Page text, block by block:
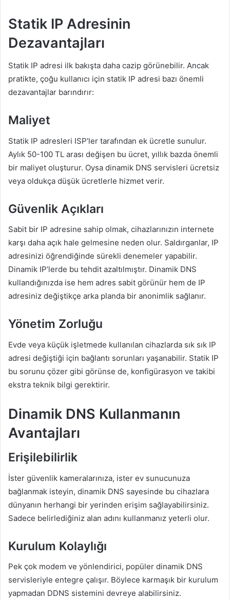
Statik IP Adresinin
Dezavantajları
Statik IP adresi ilk bakışta daha cazip görünebilir. Ancak
pratikte, çoğu kullanıcı için statik IP adresi bazı önemli
dezavantajlar barındırır:
Maliyet
Statik IP adresleri ISP’ler tarafından ek ücretle sunulur.
Aylık 50-100 TL arası değişen bu ücret, yıllık bazda önemli
bir maliyet oluşturur. Oysa dinamik DNS servisleri ücretsiz
veya oldukça düşük ücretlerle hizmet verir.
Güvenlik Açıkları
Sabit bir IP adresine sahip olmak, cihazlarınızın internete
karşı daha açık hale gelmesine neden olur. Saldırganlar, IP
adresinizi öğrendiğinde sürekli denemeler yapabilir.
Dinamik IP’lerde bu tehdit azaltılmıştır. Dinamik DNS
kullandığınızda ise hem adres sabit görünür hem de IP
adresiniz değiştikçe arka planda bir anonimlik sağlanır.
Yönetim Zorluğu
Evde veya küçük işletmede kullanılan cihazlarda sık sık IP
adresi değiştiği için bağlantı sorunları yaşanabilir. Statik IP
bu sorunu çözer gibi görünse de, konfigürasyon ve takibi
ekstra teknik bilgi gerektirir.
Dinamik DNS Kullanmanın
Avantajları
Erişilebilirlik
İster güvenlik kameralarınıza, ister ev sunucunuza
bağlanmak isteyin, dinamik DNS sayesinde bu cihazlara
dünyanın herhangi bir yerinden erişim sağlayabilirsiniz.
Sadece belirlediğiniz alan adını kullanmanız yeterli olur.
Kurulum Kolaylığı
Pek çok modem ve yönlendirici, popüler dinamik DNS
servisleriyle entegre çalışır. Böylece karmaşık bir kurulum
yapmadan DDNS sistemini devreye alabilirsiniz.